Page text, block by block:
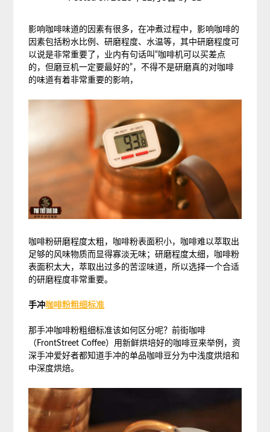
影响咖啡味道的因素有很多，在冲煮过程中，影响咖啡的
因素包括粉水比例、研磨程度、水温等，其中研磨程度可
以说是非常重要了，业内有句话叫“咖啡机可以买差点
的，但磨豆机一定要最好的”，不得不是研磨真的对咖啡
的味道有着非常重要的影响，
咖啡粉研磨程度太粗，咖啡粉表面积小，咖啡难以萃取出
足够的风味物质而显得寡淡无味；研磨程度太细，咖啡粉
表面积太大，萃取出过多的苦涩味道，所以选择一个合适
的研磨程度非常重要。
手冲咖啡粉粗细标准
那手冲咖啡粉粗细标准该如何区分呢？前街咖啡
（FrontStreet Coffee）用新鲜烘培好的咖啡豆来举例，资
深手冲爱好者都知道手冲的单品咖啡豆分为中浅度烘焙和
中深度烘焙。